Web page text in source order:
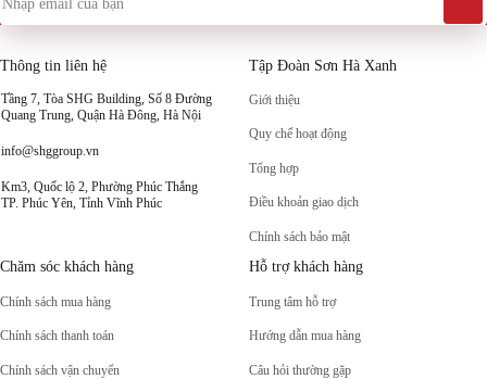
Thông tin liên hệ
Tầng 7, Tòa SHG Building, Số 8 Đường
Quang Trung, Quận Hà Đông, Hà Nội
info@shggroup.vn
Km3, Quốc lộ 2, Phường Phúc Thắng
TP. Phúc Yên, Tỉnh Vĩnh Phúc
Tập Đoàn Sơn Hà Xanh
Giới thiệu
Quy chế hoạt động
Tổng hợp
Điều khoản giao dịch
Chính sách bảo mật
Chăm sóc khách hàng
Chính sách mua hàng
Chính sách thanh toán
Chính sách vận chuyển
Hỗ trợ khách hàng
Trung tâm hỗ trợ
Hướng dẫn mua hàng
Câu hỏi thường gặp